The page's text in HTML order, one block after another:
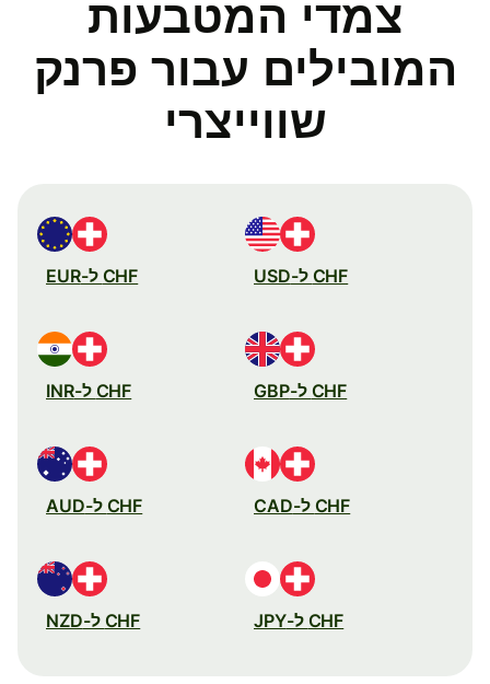
צמדי המטבעות
המובילים עבור פרנק
שווייצרי
CHF ל-USD CHF ל-EUR
CHF ל-GBP CHF ל-INR
CHF ל-CAD CHF ל-AUD
CHF ל-JPY CHF ל-NZD